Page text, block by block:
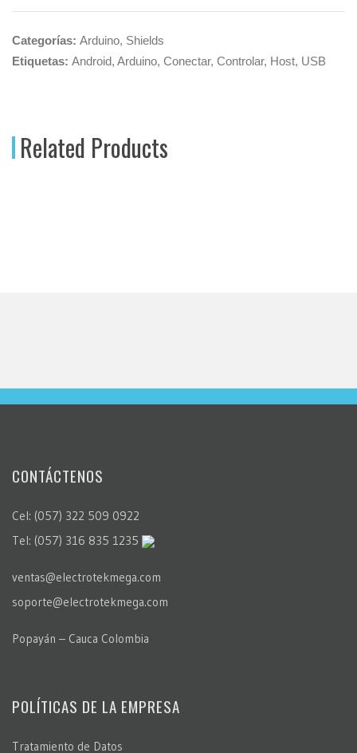
Categorías: Arduino, Shields
Etiquetas: Android, Arduino, Conectar, Controlar, Host, USB
Related Products
CONTÁCTENOS
Cel: (057) 322 509 0922
Tel: (057) 316 835 1235
ventas@electrotekmega.com
soporte@electrotekmega.com
Popayán – Cauca Colombia
POLÍTICAS DE LA EMPRESA
Tratamiento de Datos